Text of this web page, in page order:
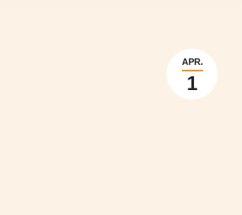
APR.
1